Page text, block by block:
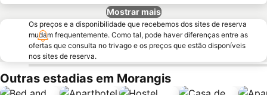
Mostrar mais
Os preços e a disponibilidade que recebemos dos sites de reserva
mudam frequentemente. Como tal, pode haver diferenças entre as
ofertas que consulta no trivago e os preços que estão disponíveis
nos sites de reserva.
Outras estadias em Morangis